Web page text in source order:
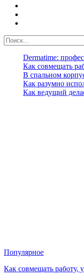
Dermatime:
Как совмещать
В спальном
Как разумно
Как ведущий
Популярное
Как совмещать работу,